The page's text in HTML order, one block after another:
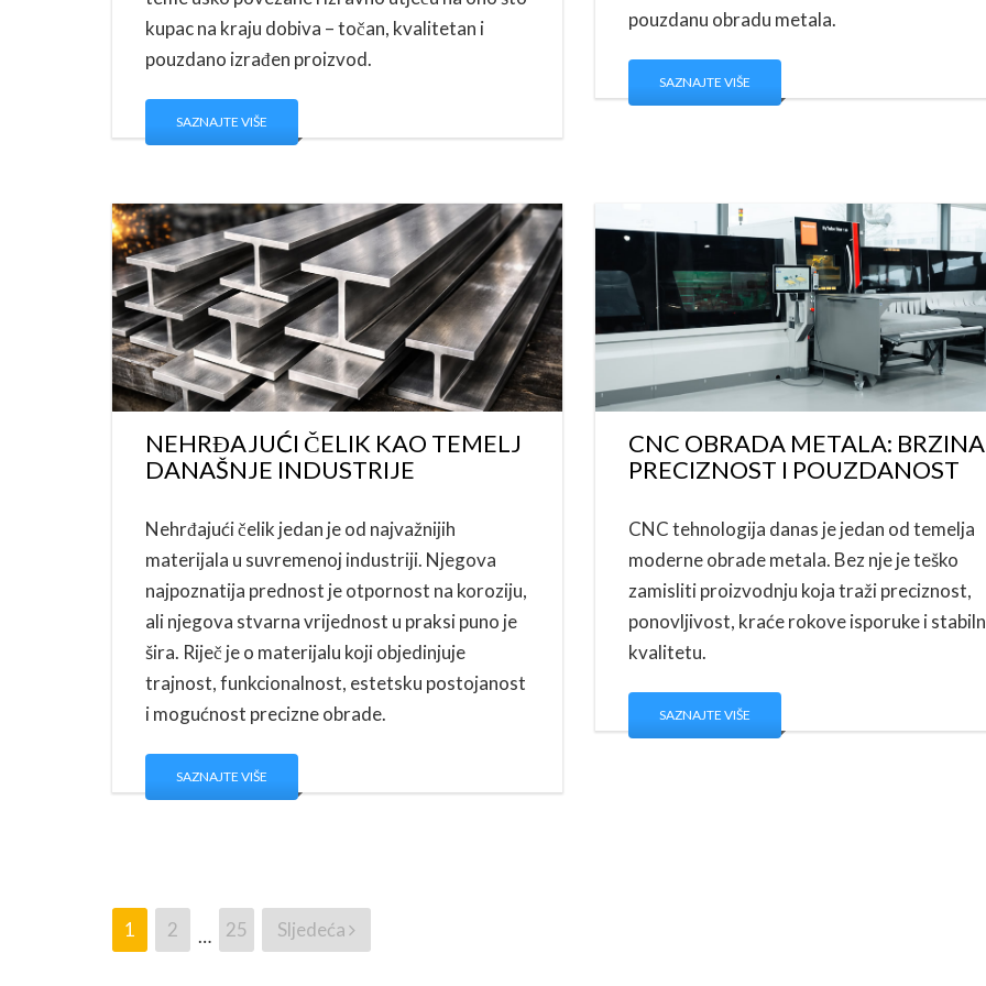
kupac na kraju dobiva – točan, kvalitetan i
pouzdano izrađen proizvod.
SAZNAJTE VIŠE
pouzdanu obradu metala.
SAZNAJTE VIŠE
NEHRĐAJUĆI ČELIK KAO TEMELJ
DANAŠNJE INDUSTRIJE
Nehrđajući čelik jedan je od najvažnijih
materijala u suvremenoj industriji. Njegova
najpoznatija prednost je otpornost na koroziju,
ali njegova stvarna vrijednost u praksi puno je
šira. Riječ je o materijalu koji objedinjuje
trajnost, funkcionalnost, estetsku postojanost
i mogućnost precizne obrade.
SAZNAJTE VIŠE
CNC OBRADA METALA:
PRECIZNOST I POUZDANOST
CNC tehnologija danas je jedan od temelja
moderne obrade metala. Bez nje je teško
zamisliti proizvodnju koja traži preciznost,
ponovljivost, kraće rokove isporuke i
kvalitetu.
SAZNAJTE VIŠE
Brojevi
1 2 … 25 Sljedeća